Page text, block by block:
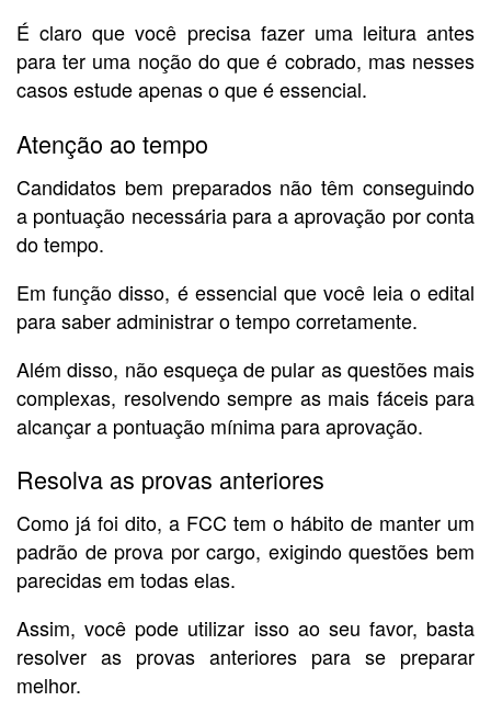
É claro que você precisa fazer uma leitura antes
para ter uma noção do que é cobrado, mas nesses
casos estude apenas o que é essencial.
Atenção ao tempo
Candidatos bem preparados não têm conseguindo
a pontuação necessária para a aprovação por conta
do tempo.
Em função disso, é essencial que você leia o edital
para saber administrar o tempo corretamente.
Além disso, não esqueça de pular as questões mais
complexas, resolvendo sempre as mais fáceis para
alcançar a pontuação mínima para aprovação.
Resolva as provas anteriores
Como já foi dito, a FCC tem o hábito de manter um
padrão de prova por cargo, exigindo questões bem
parecidas em todas elas.
Assim, você pode utilizar isso ao seu favor, basta
resolver as provas anteriores para se preparar
melhor.